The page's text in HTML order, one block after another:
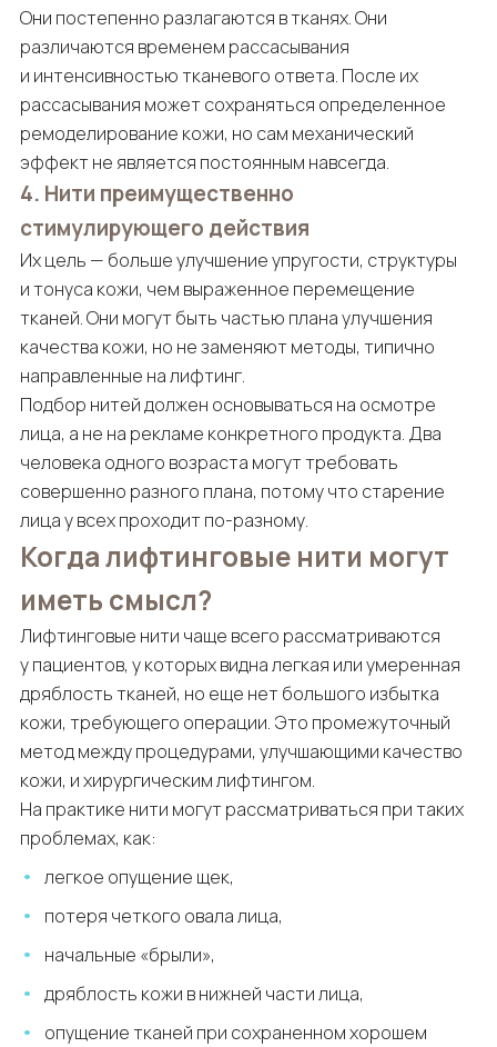
Они постепенно разлагаются в тканях. Они
различаются временем рассасывания
и интенсивностью тканевого ответа. После их
рассасывания может сохраняться определенное
ремоделирование кожи, но сам механический
эффект не является постоянным навсегда.
4. Нити преимущественно
стимулирующего действия
Их цель — больше улучшение упругости, структуры
и тонуса кожи, чем выраженное перемещение
тканей. Они могут быть частью плана улучшения
качества кожи, но не заменяют методы, типично
направленные на лифтинг.
Подбор нитей должен основываться на осмотре
лица, а не на рекламе конкретного продукта. Два
человека одного возраста могут требовать
совершенно разного плана, потому что старение
лица у всех проходит по-разному.
Когда лифтинговые нити могут
иметь смысл?
Лифтинговые нити чаще всего рассматриваются
у пациентов, у которых видна легкая или умеренная
дряблость тканей, но еще нет большого избытка
кожи, требующего операции. Это промежуточный
метод между процедурами, улучшающими качество
кожи, и хирургическим лифтингом.
На практике нити могут рассматриваться при таких
проблемах, как:
легкое опущение щек,
потеря четкого овала лица,
начальные «брыли»,
дряблость кожи в нижней части лица,
опущение тканей при сохраненном хорошем